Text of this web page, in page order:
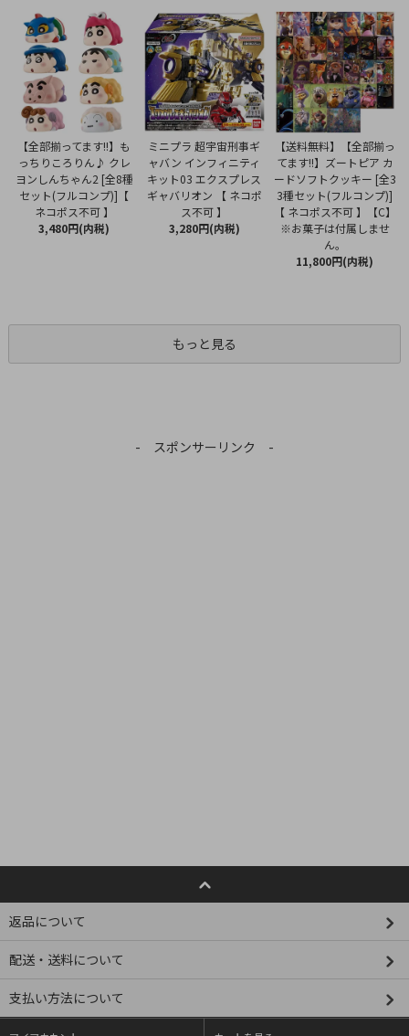
【全部揃ってます!!】も
っちりころりん♪ クレ
ヨンしんちゃん2 [全8種
セット(フルコンプ)]【
ネコポス不可 】
3,480円(内税)
ミニプラ 超宇宙刑事ギ
ャバン インフィニティ
キット03 エクスプレス
ギャバリオン 【 ネコポ
ス不可 】
3,280円(内税)
【送料無料】【全部揃っ
てます!!】ズートピア カ
ードソフトクッキー [全3
3種セット(フルコンプ)]
【 ネコポス不可 】【C】
※お菓子は付属しませ
ん。
11,800円(内税)
もっと見る
- スポンサーリンク -
返品について
配送・送料について
支払い方法について